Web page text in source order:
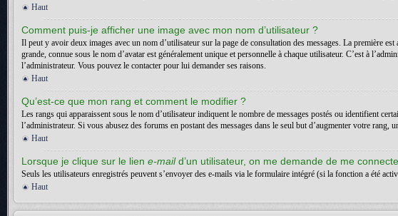
Haut
Comment puis-je afficher une image avec mon nom d’utilisateur ?
Il peut y avoir deux images avec un nom d’utilisateur sur la page de consultation des messages. La première
grande, connue sous le nom d’avatar est généralement unique et personnelle à chaque utilisateur. C’est à
l’administrateur. Vous pouvez le contacter pour lui demander ses raisons.
Haut
Qu’est-ce que mon rang et comment le modifier ?
Les rangs qui apparaissent sous le nom d’utilisateur indiquent le nombre de messages postés ou identifient
l’administrateur. Si vous abusez des forums en postant des messages dans le seul but d’augmenter votre
Haut
Lorsque je clique sur le lien e-maild’un utilisateur, on me demande de me
Seuls les utilisateurs enregistrés peuvent s’envoyer des e-mails via le formulaire intégré (si la fonction a été
Haut